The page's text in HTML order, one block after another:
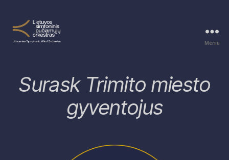
Meniu
Surask Trimito miesto
gyventojus